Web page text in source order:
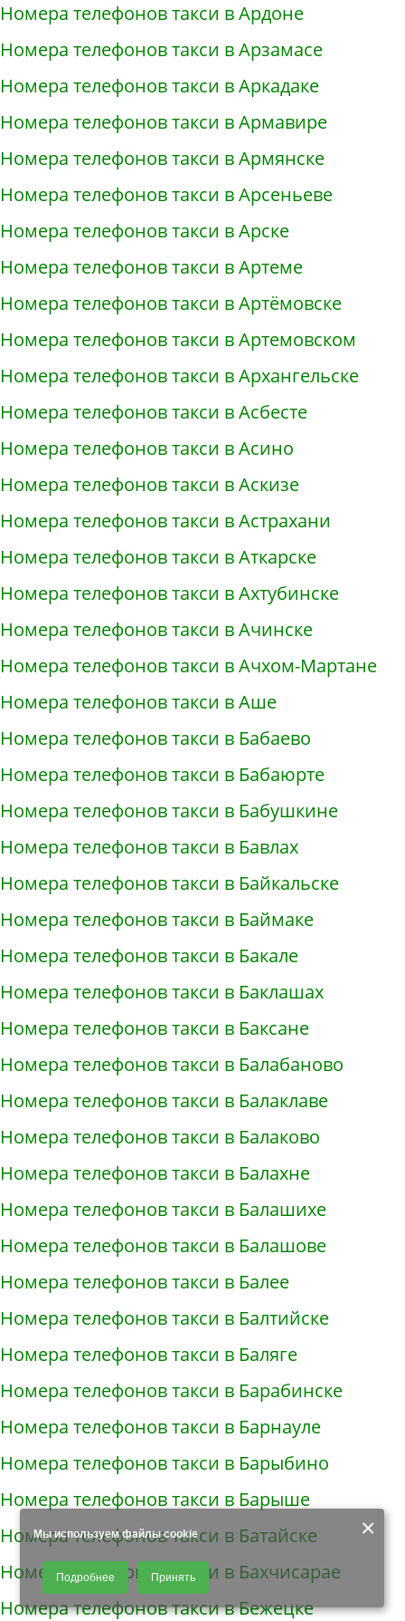
×
Мы используем файлы cookie
Продолжая использовать наш сайт, Вы даете согласие на обработку
файлов - COOKIES, пользовательских данных (файлы-cookies, IP-адрес,
данные об идентификаторе браузера, дата и время осуществления
доступа к сайту, история поисковых запросов) для сбора аналитической и
Подробнее Принять
Номера телефонов такси в Ардоне
Номера телефонов такси в Арзамасе
Номера телефонов такси в Аркадаке
Номера телефонов такси в Армавире
Номера телефонов такси в Армянске
Номера телефонов такси в Арсеньеве
Номера телефонов такси в Арске
Номера телефонов такси в Артеме
Номера телефонов такси в Артёмовске
Номера телефонов такси в Артемовском
Номера телефонов такси в Архангельске
Номера телефонов такси в Асбесте
Номера телефонов такси в Асино
Номера телефонов такси в Аскизе
Номера телефонов такси в Астрахани
Номера телефонов такси в Аткарске
Номера телефонов такси в Ахтубинске
Номера телефонов такси в Ачинске
Номера телефонов такси в Ачхом-Мартане
Номера телефонов такси в Аше
Номера телефонов такси в Бабаево
Номера телефонов такси в Бабаюрте
Номера телефонов такси в Бабушкине
Номера телефонов такси в Бавлах
Номера телефонов такси в Байкальске
Номера телефонов такси в Баймаке
Номера телефонов такси в Бакале
Номера телефонов такси в Баклашах
Номера телефонов такси в Баксане
Номера телефонов такси в Балабаново
Номера телефонов такси в Балаклаве
Номера телефонов такси в Балаково
Номера телефонов такси в Балахне
Номера телефонов такси в Балашихе
Номера телефонов такси в Балашове
Номера телефонов такси в Балее
Номера телефонов такси в Балтийске
Номера телефонов такси в Баляге
Номера телефонов такси в Барабинске
Номера телефонов такси в Барнауле
Номера телефонов такси в Барыбино
Номера телефонов такси в Барыше
Номера телефонов такси в Батайске
Номера телефонов такси в Бахчисарае
Номера телефонов такси в Бежецке